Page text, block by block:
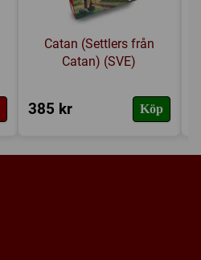
Catan (Settlers från
Catan) (SVE)
385 kr Köp